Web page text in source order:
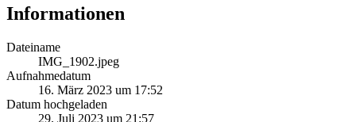
Informationen
Dateiname
IMG_1902.jpeg
Aufnahmedatum
16. März 2023 um 17:52
Datum hochgeladen
29. Juli 2023 um 21:57